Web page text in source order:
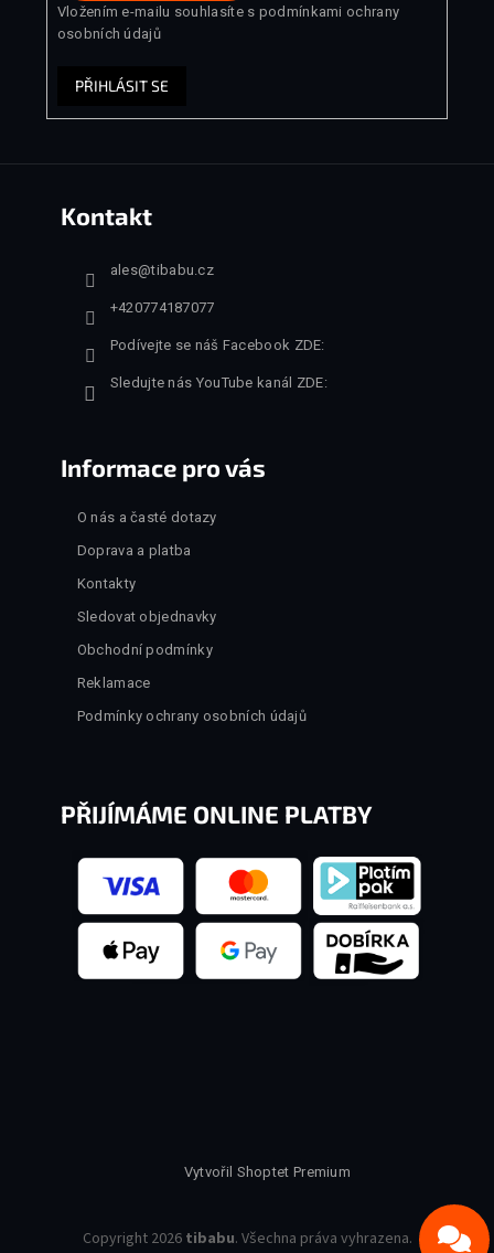
Vložením e-mailu souhlasíte s podmínkami ochrany
osobních údajů
PŘIHLÁSIT SE
Kontakt
ales@tibabu.cz
+420774187077
Podívejte se náš Facebook ZDE:
Sledujte nás YouTube kanál ZDE:
Informace pro vás
O nás a časté dotazy
Doprava a platba
Kontakty
Sledovat objednavky
Obchodní podmínky
Reklamace
Podmínky ochrany osobních údajů
PŘIJÍMÁME ONLINE PLATBY
Vytvořil Shoptet Premium
Copyright 2026 tibabu. Všechna práva vyhrazena.